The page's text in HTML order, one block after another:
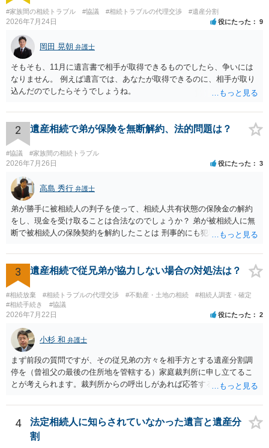
スからも解放されます。 どうぞお気軽にご相談下さい。
#家族間の相続トラブル #協議 #相続トラブルの代理交渉 #遺産分割
2026年7月24日 役にたった 9
岡田 晃朝 弁護士
そもそも、11月に遺言書で相手が取得できるものでしたら、争いには
なりません。 例えば遺言では、あなたが取得できるのに、相手が取り
込んだのでしたらそうでしょうね。
2 遺産相続で弟が保険を無断解約、法的問題は？
#協議 #家族間の相続トラブル
2026年7月26日 役にたった 3
高島 秀行 弁護士
弟が勝手に被相続人の判子を使って、相続人共有状態の保険金の解約
をし、現金を受け取ることは合法なのでしょうか？ 弟が被相続人に無
断で被相続人の保険契約を解約したことは 刑事的にも犯罪となる可能
された書類のコピーを取得して、弁護士に面談で詳しい事情を話して
相談 されたら良いと思います。
3 遺産相続で従兄弟が協力しない場合の対処法は？
#相続放棄 #相続トラブルの代理交渉 #不動産・土地の相続
#相続人調査・確定
#相続手続き
#協議
2026年7月22日 役にたった 2
小杉 和 弁護士
まず前段の質問ですが、その従兄弟の方々を相手方とする遺産分割調
停を（曾祖父の最後の住所地を管轄する）家庭裁判所に申し立てるこ
とが考えられます。裁判所からの呼出しがあれば応答する可能性がま
能と思われます。時間が思った以上にないので必要書類をてきぱきと
揃える必要があります。その点是非御注意ください。
4
法定相続人に知らされていなかった遺言と遺産分
割